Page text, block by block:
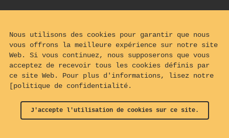
Nous utilisons des cookies pour garantir que nous
vous offrons la meilleure expérience sur notre site
Web. Si vous continuez, nous supposerons que vous
acceptez de recevoir tous les cookies définis par
ce site Web. Pour plus d'informations, lisez notre
[politique de confidentialité.
J'accepte l'utilisation de cookies sur ce site.